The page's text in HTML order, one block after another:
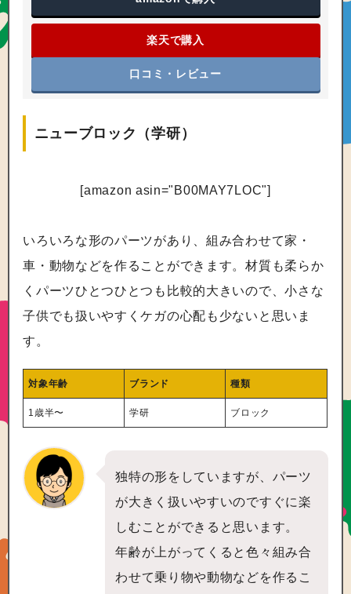
楽天で購入
口コミ・レビュー
ニューブロック（学研）
[amazon asin="B00MAY7LOC"]
いろいろな形のパーツがあり、組み合わせて家・
車・動物などを作ることができます。材質も柔らか
くパーツひとつひとつも比較的大きいので、小さな
子供でも扱いやすくケガの心配も少ないと思いま
す。
対象年齢 ブランド 種類
1歳半〜 学研 ブロック
独特の形をしていますが、パーツ
が大きく扱いやすいのですぐに楽
しむことができると思います。
年齢が上がってくると色々組み合
わせて乗り物や動物などを作るこ